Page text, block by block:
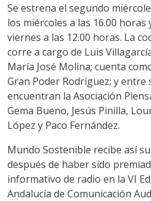
Se estrena el segundo
los miércoles a las 16.00
viernes a las 12.00 horas. La
corre a cargo de Luis
María José Molina; cuenta
Gran Poder Rodríguez; y entre
encuentran la Asociación
Gema Bueno, Jesús Pinilla,
López y Paco Fernández.
Mundo Sostenible recibe así
después de haber sido
informativo de radio en la VI
Andalucía de Comunicación